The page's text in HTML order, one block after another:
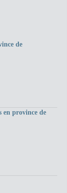
de
en province de